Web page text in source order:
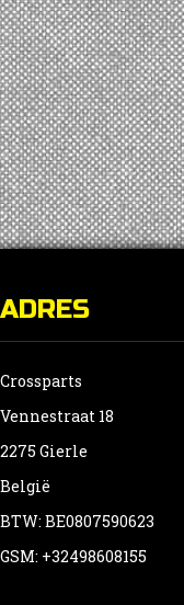
ADRES
Crossparts
Vennestraat 18
2275 Gierle
België
BTW: BE0807590623
GSM: +32498608155